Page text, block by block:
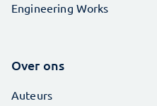
Engineering Works
Over ons
Auteurs